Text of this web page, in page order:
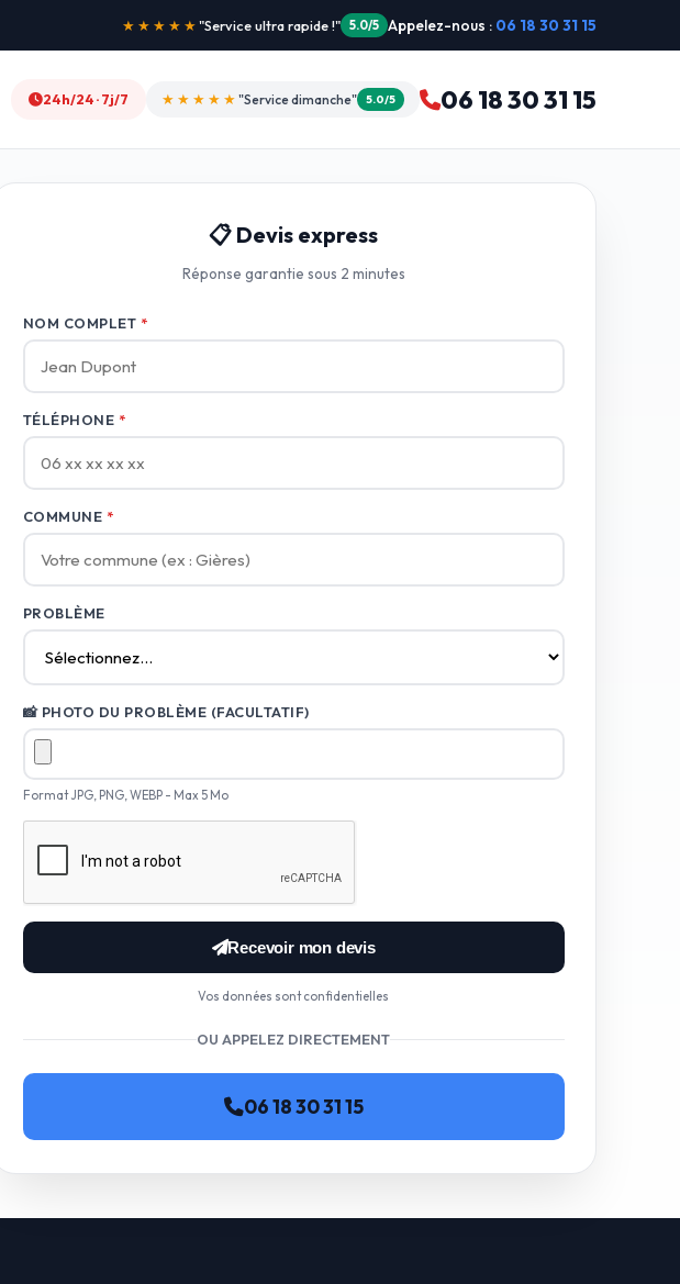
★★★★★"Plombier professionnel" 4.9/5 Appelez-nous : 06 18 30 31 15
24h/24 · 7j/7 ★★★★★ "Service dimanche" 5.0/5 06 18 30 31 15
📋 Devis express
Réponse garantie sous 2 minutes
NOM COMPLET *
TÉLÉPHONE *
COMMUNE *
PROBLÈME
📸 PHOTO DU PROBLÈME (FACULTATIF)
Format JPG, PNG, WEBP - Max 5 Mo
Recevoir mon devis
Vos données sont confidentielles
OU APPELEZ DIRECTEMENT
06 18 30 31 15